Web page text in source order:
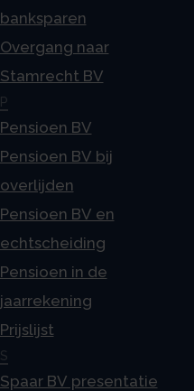
banksparen
Overgang naar
Stamrecht BV
P
Pensioen BV
Pensioen BV bij
overlijden
Pensioen BV en
echtscheiding
Pensioen in de
jaarrekening
Prijslijst
S
Spaar BV presentatie